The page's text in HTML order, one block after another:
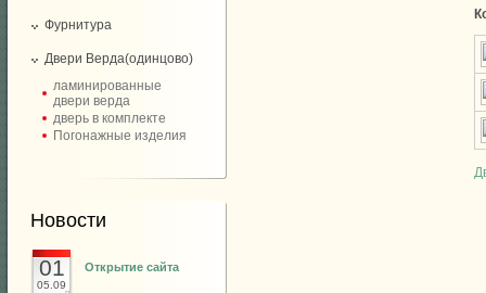
Фурнитура
Двери Верда(одинцово)
ламинированные
двери верда
дверь в комплекте
Погонажные изделия
Новости
01
05.09
Открытие сайта